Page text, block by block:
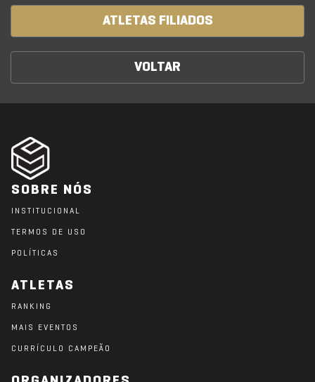
ATLETAS FILIADOS
VOLTAR
SOBRE NÓS
INSTITUCIONAL
TERMOS DE USO
POLÍTICAS
ATLETAS
RANKING
MAIS EVENTOS
CURRÍCULO CAMPEÃO